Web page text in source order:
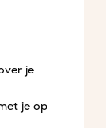
je
je op